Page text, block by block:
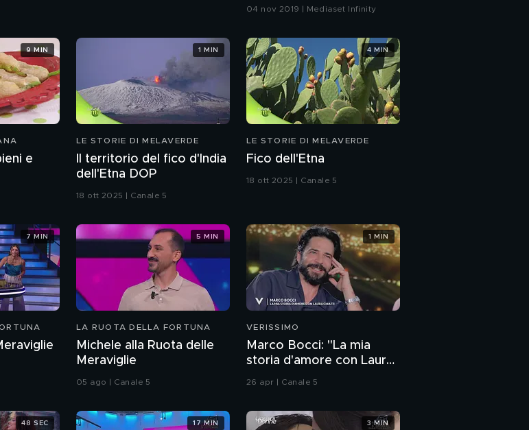
04 nov 2019 | Mediaset Infinity
e
9 MIN
LE STORIE DI MELAVERDE
Il territorio del fico d'India
dell'Etna DOP
18 ott 2025 | Canale 5
1 MIN
LE STORIE DI MELAVERDE
Fico dell'Etna
18 ott 2025 | Canale 5
4 MIN
7 MIN
LA RUOTA DELLA FORTUNA
Michele alla Ruota delle
Meraviglie
05 ago | Canale 5
5 MIN
VERISSIMO
Marco Bocci: "La mia
storia d'amore con Laura
Chiatti"
26 apr | Canale 5
1 MIN
48 SEC 17 MIN 3 MIN